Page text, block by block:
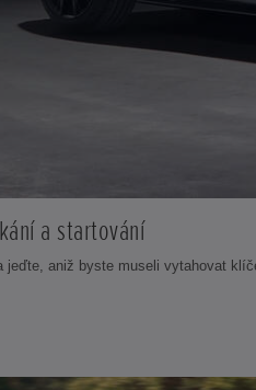
a startování
jeďte, aniž byste museli vytahovat